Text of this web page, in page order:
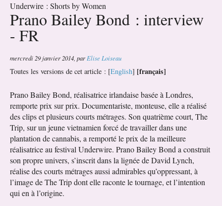
Underwire : Shorts by Women
Prano Bailey Bond : interview
- FR
mercredi 29 janvier 2014 parElise Loiseau
Toutes les versions de cet article : [English] [français]
Prano Bailey Bond, réalisatrice irlandaise basée à Londres,
remporte prix sur prix. Documentariste, monteuse, elle a réalisé
des clips et plusieurs courts métrages. Son quatrième court, The
Trip, sur un jeune vietnamien forcé de travailler dans une
plantation de cannabis, a remporté le prix de la meilleure
réalisatrice au festival Underwire. Prano Bailey Bond a construit
son propre univers, s’inscrit dans la lignée de David Lynch,
réalise des courts métrages aussi admirables qu’oppressant, à
l’image de The Trip dont elle raconte le tournage, et l’intention
qui en à l’origine.